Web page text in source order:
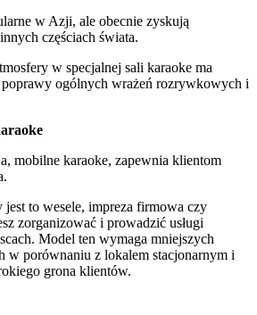
w Azji, ale obecnie zyskują
częściach świata.
w specjalnej sali karaoke ma
ogólnych wrażeń rozrywkowych i
mobilne karaoke, zapewnia klientom
jest to wesele, impreza firmowa czy
zorganizować i prowadzić usługi
Model ten wymaga mniejszych
w porównaniu z lokalem stacjonarnym i
grona klientów.